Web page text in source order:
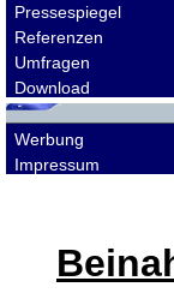
Pressespiegel
Referenzen
Umfragen
Download
Werbung
Impressum